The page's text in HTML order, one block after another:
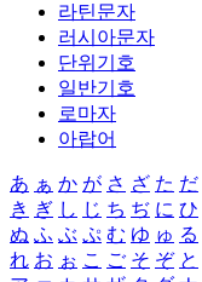
라틴문자
러시아문자
단위기호
일반기호
로마자
아랍어
あ ぁ か が さ ざ た だ
き ぎ し じ ち ぢ に ひ
ぬ ふ ぶ ぷ む ゆ ゅ る
れ お ぉ こ ご そ ぞ と